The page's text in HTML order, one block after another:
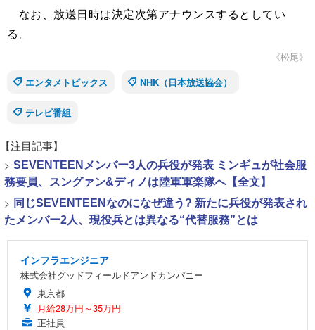
なお、放送日時は決定次第アナウンスするとしてい
る。
《松尾》
エンタメトピックス
NHK（日本放送協会）
テレビ番組
【注目記事】
> SEVENTEENメンバー3人の兵役が発表 ミンギュが社会服
務要員、スングァン&ディノは陸軍軍楽隊へ【全文】
> 同じSEVENTEENなのになぜ違う? 新たに兵役が発表され
たメンバー2人、現役兵とは異なる“代替服務”とは
インフラエンジニア
株式会社グッドフィールドアンドカンパニー
東京都
月給28万円～35万円
正社員